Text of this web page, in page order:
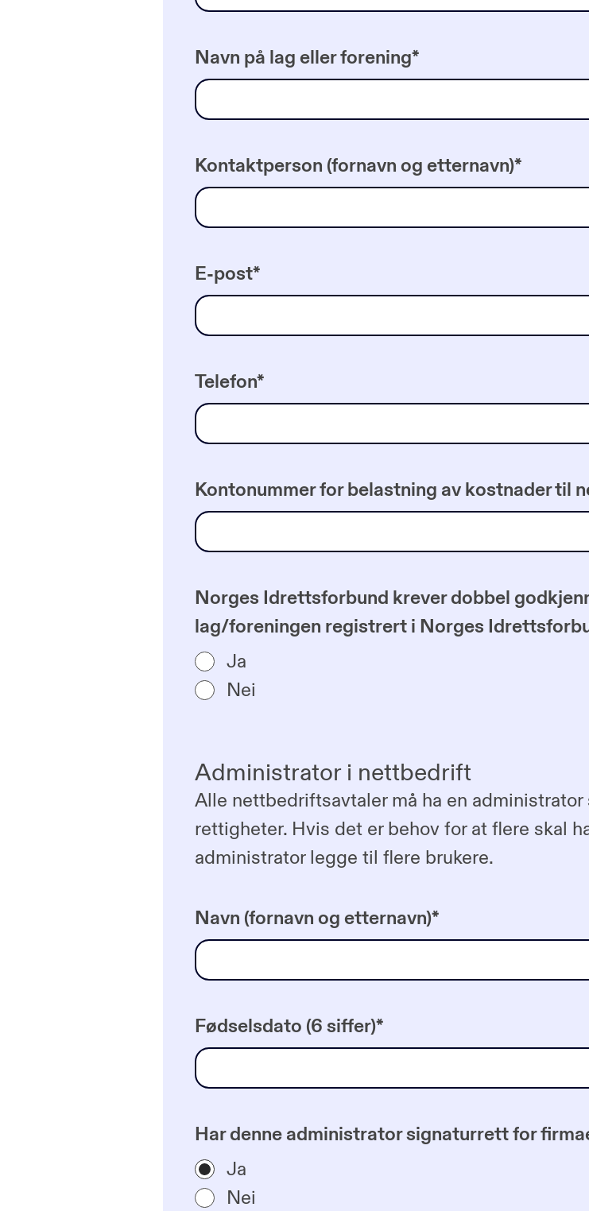
Navn på lag eller forening*
Kontaktperson (fornavn og etternavn)*
E-post*
Telefon*
Kontonummer for belastning av kostnader til
Norges Idrettsforbund krever dobbel
lag/foreningen registrert i Norges
Ja
Nei
Administrator i nettbedrift
Alle nettbedriftsavtaler må ha en administrator
rettigheter. Hvis det er behov for at flere skal
administrator legge til flere brukere.
Navn (fornavn og etternavn)*
Fødselsdato (6 siffer)*
Har denne administrator signaturrett for
Ja
Nei